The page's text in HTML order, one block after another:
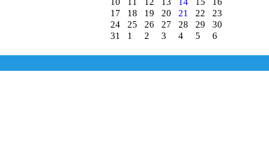
17
18 19 20 21 22
23
24
25 26 27 28 29
30
31
1 2 3 4 5 6